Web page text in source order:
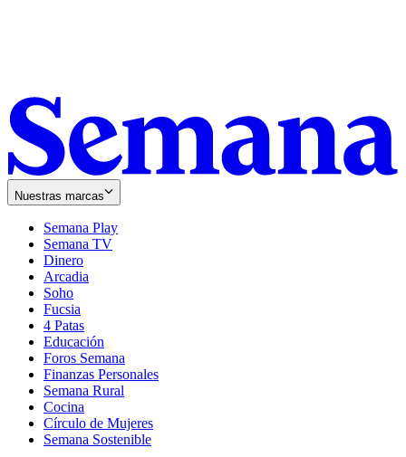
Nuestras marcas
Semana Play
Semana TV
Dinero
Arcadia
Soho
in
new
window
Fucsia
in
new
window
4 Patas
Educación
Foros Semana
Finanzas Personales
Semana Rural
Cocina
Círculo de Mujeres
Semana Sostenible